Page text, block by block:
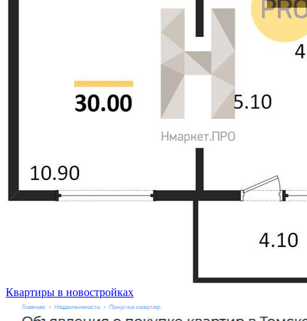
Квартиры в новостройках